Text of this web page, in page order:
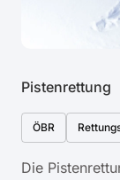
Pistenrettung
ÖBR
Die